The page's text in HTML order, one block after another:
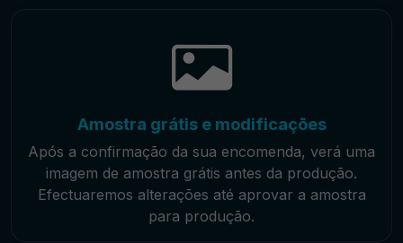
Amostra grátis e modificações
Após a confirmação da sua encomenda, verá uma
imagem de amostra grátis antes da produção.
Efectuaremos alterações até aprovar a amostra
para produção.